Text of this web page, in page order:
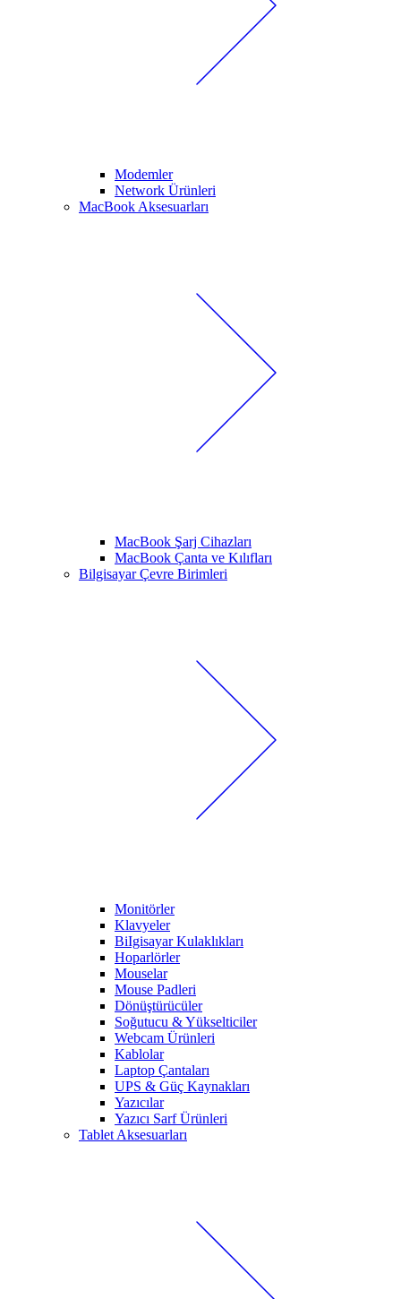
Modemler
Network Ürünleri
MacBook Aksesuarları
MacBook Şarj Cihazları
MacBook Çanta ve Kılıfları
Bilgisayar Çevre Birimleri
Monitörler
Klavyeler
BiIgisayar Kulaklıkları
Hoparlörler
Mouselar
Mouse Padleri
Dönüştürücüler
Soğutucu & Yükselticiler
Webcam Ürünleri
Kablolar
Laptop Çantaları
UPS & Güç Kaynakları
Yazıcılar
Yazıcı Sarf Ürünleri
Tablet Aksesuarları